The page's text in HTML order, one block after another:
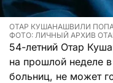
ОТАР КУШАНАШВИЛИ
ФОТО: ЛИЧНЫЙ АРХИВ
54-летний Отар
на прошлой неделе
больниц, не может